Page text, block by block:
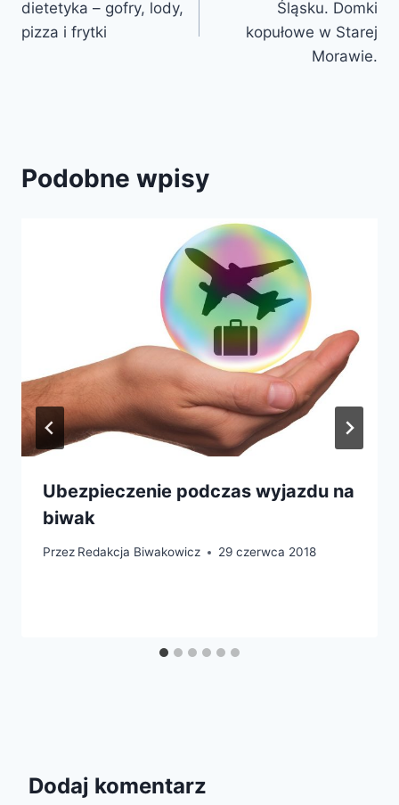
dietetyka – gofry, lody,
pizza i frytki
Śląsku. Domki
kopułowe w Starej
Morawie.
Podobne wpisy
Ubezpieczenie podczas wyjazdu na
biwak
Przez Redakcja Biwakowicz 29 czerwca 2018
Dodaj komentarz